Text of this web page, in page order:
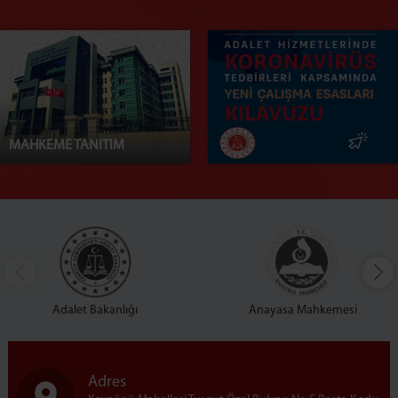
VERGİ MAHKEMESİ
KİLİS
GAZİANTEP İDARE MAHKEMESİ (BAĞLI)
GAZİANTEP VERGİ MAHKEMESİ (BAĞLI)
MALATYA
1 İDARE MAHKEMESİ
3 İDARE MAHKEMESİ
VERGİ MAHKEMESİ
ŞANLIURFA
1 İDARE MAHKEMESİ
2 İDARE MAHKEMESİ
MEDYA İLETİŞİM BÜROSU
MAHKEME TANITIM
Adalet Bakanlığı Anayasa Mahkemesi
Adres